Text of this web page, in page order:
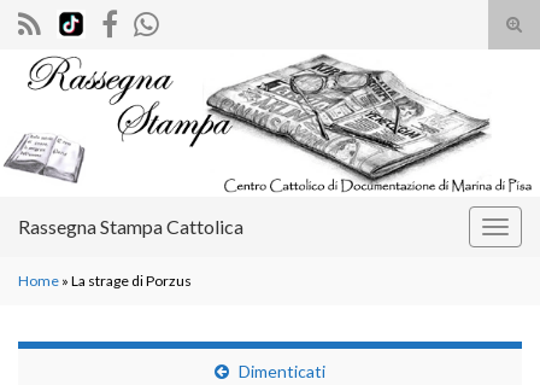
il
Search for:
Rassegna Stampa Cattolica
Home » La strage di Porzus
Dimenticati